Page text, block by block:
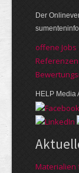
Der
offene Jobs
Referenzen
HELP Media
Materialien